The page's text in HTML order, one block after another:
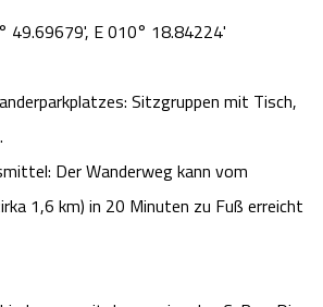
49.69679', E 010° 18.84224'
Sitzgruppen mit Tisch,
Der Wanderweg kann vom
1,6 km) in 20 Minuten zu Fuß erreicht